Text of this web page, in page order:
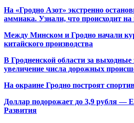
На «Гродно Азот» экстренно
аммиака. Узнали, что происходит
Между Минском и Гродно начали
китайского производства
В Гродненской области за выходные
увеличение числа дорожных
На окраине Гродно построят
Доллар подорожает до 3,9 рубля —
Развития